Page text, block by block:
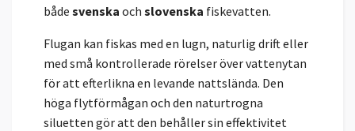
både svenska och slovenska fiskevatten.
Flugan kan fiskas med en lugn, naturlig drift eller
med små kontrollerade rörelser över vattenytan
för att efterlikna en levande nattslända. Den
höga flytförmågan och den naturtrogna
siluetten gör att den behåller sin effektivitet